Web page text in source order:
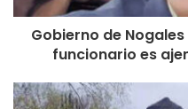
Gobierno de
funcionario es